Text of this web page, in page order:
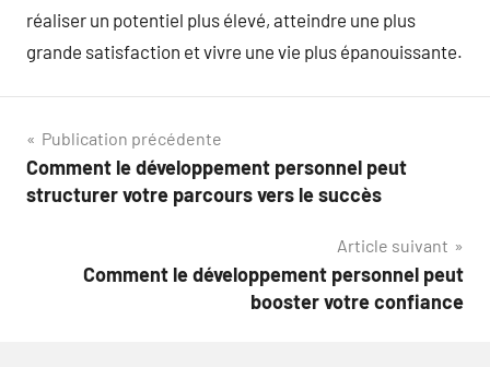
réaliser un potentiel plus élevé, atteindre une plus
grande satisfaction et vivre une vie plus épanouissante.
Navigation
de
Publication précédente
Comment le développement personnel peut
structurer votre parcours vers le succès
Article suivant
Comment le développement personnel peut
booster votre confiance